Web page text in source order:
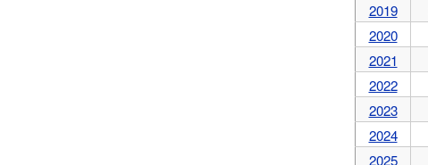
2019
2020
2021
2022
2023
2024
2025